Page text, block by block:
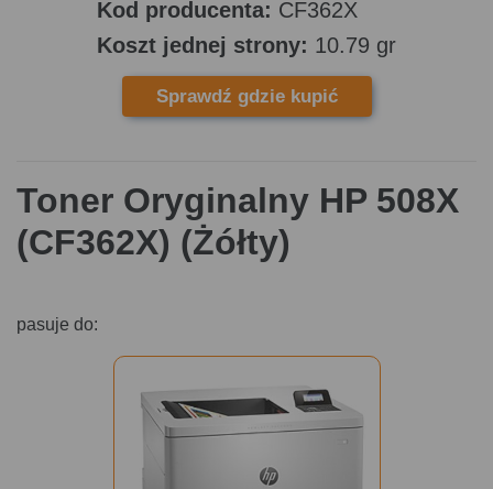
Kod producenta: CF362X
Koszt jednej strony: 10.79 gr
Sprawdź gdzie kupić
Toner Oryginalny HP 508X
(CF362X) (Żółty)
pasuje do: